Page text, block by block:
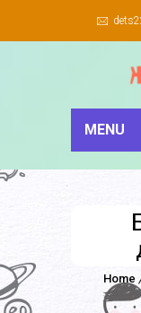
MENU
Home